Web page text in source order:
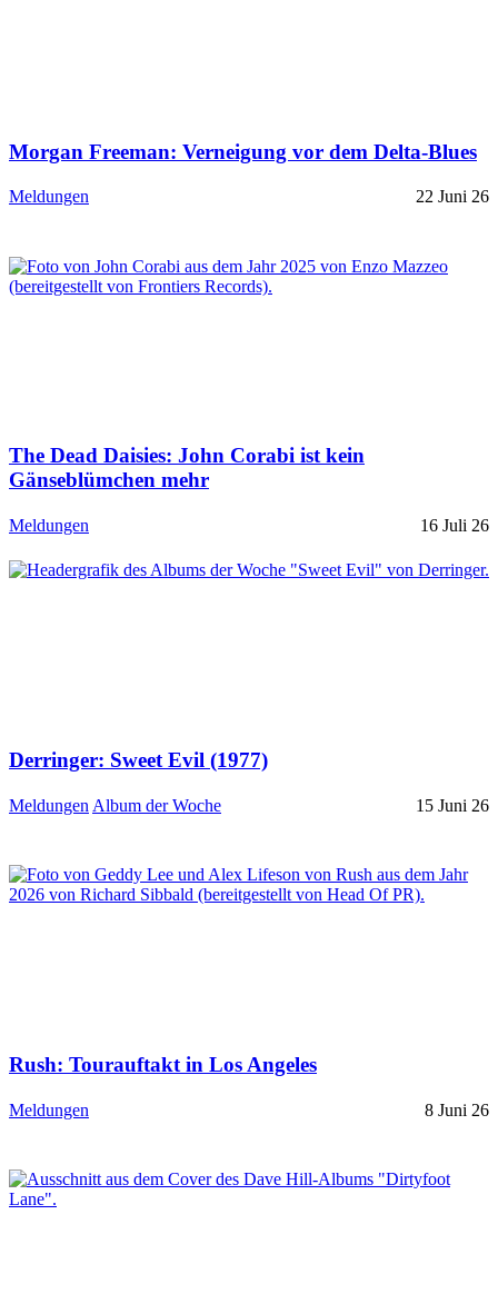
Morgan Freeman: Verneigung vor dem Delta-Blues
Meldungen 22 Juni 26
The Dead Daisies: John Corabi ist kein
Gänseblümchen mehr
Meldungen 16 Juli 26
Derringer: Sweet Evil (1977)
Meldungen Album der Woche 15 Juni 26
Rush: Tourauftakt in Los Angeles
Meldungen 8 Juni 26